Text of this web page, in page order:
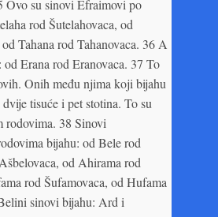
Ovo su sinovi Efraimovi po
rod Šutelahovaca, od
Tahana rod Tahanovaca. 36 A
Erana rod Eranovaca. 37 To
Onih među njima koji bijahu
tisuće i pet stotina. To su
rodovima. 38 Sinovi
bijahu: od Bele rod
od Ahirama rod
rod Šufamovaca, od Hufama
sinovi bijahu: Ard i